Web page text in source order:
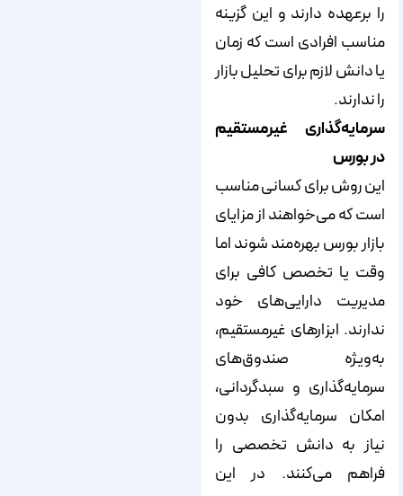
را بر‌عهده دارند و این گزینه
مناسب افرادی است که زمان
یا دانش لازم برای تحلیل بازار
را ندارند.
سرمایه‌گذاری غیرمستقیم
در بورس
این روش برای کسانی مناسب
است که می‌خواهند از مزایای
بازار بورس بهره‌مند شوند اما
وقت یا تخصص کافی برای
مدیریت دارایی‌های خود
ندارند. ابزارهای غیرمستقیم،
به‌ویژه صندوق‌های
سرمایه‌گذاری و سبدگردانی،
امکان سرمایه‌گذاری بدون
نیاز به دانش تخصصی را
فراهم می‌کنند. در این